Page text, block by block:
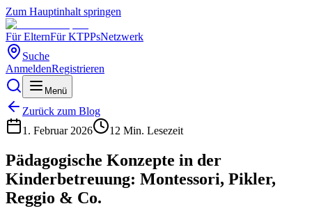
Zum Hauptinhalt springen
Für ElternFür KTPPsNetzwerk
Suche
AnmeldenRegistrieren
Menü
Zurück zum Blog
1. Februar 2026
12 Min. Lesezeit
Pädagogische Konzepte in der
Kinderbetreuung: Montessori, Pikler,
Reggio & Co.